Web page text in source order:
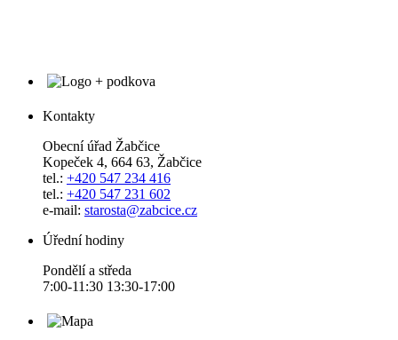
Kontakty
Obecní úřad Žabčice
Kopeček 4, 664 63, Žabčice
tel.: +420 547 234 416
tel.: +420 547 231 602
e-mail: starosta@zabcice.cz
Úřední hodiny
Pondělí a středa
7:00-11:30 13:30-17:00